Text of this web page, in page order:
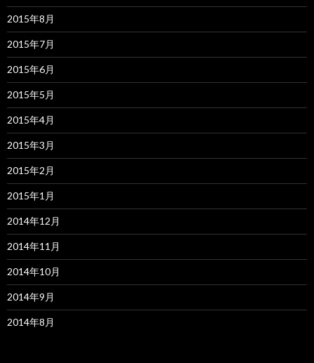
2015年8月
2015年7月
2015年6月
2015年5月
2015年4月
2015年3月
2015年2月
2015年1月
2014年12月
2014年11月
2014年10月
2014年9月
2014年8月